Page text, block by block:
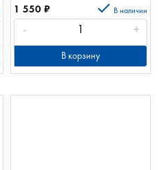
1 550 ₽ В наличии
- +
В корзину